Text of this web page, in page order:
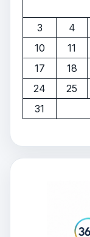
3
4
10
11
17
18
24
25
31